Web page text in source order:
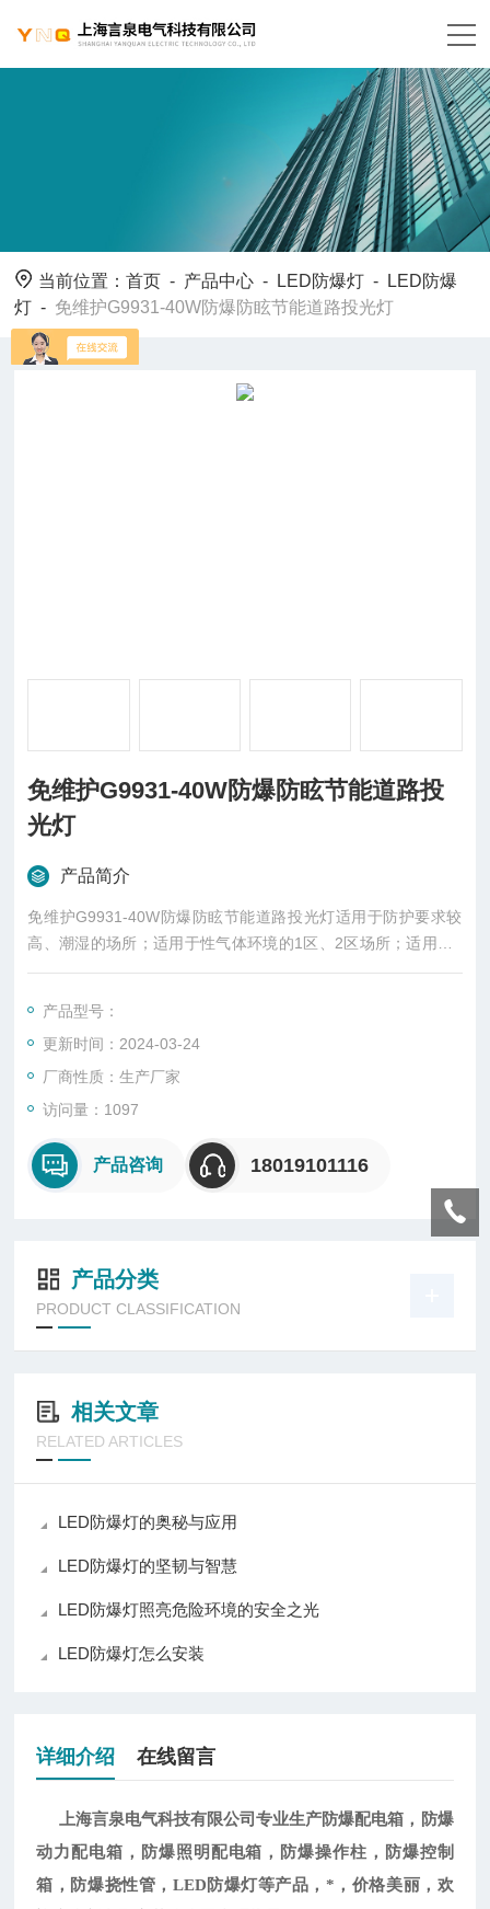
当前位置：首页 - 产品中心 - LED防爆灯 -
LED防爆
灯 - 免维护G9931-40W防爆防眩节能道路投光灯
免维护G9931-40W防爆防眩节能道路投
光灯
产品简介
免维护G9931-40W防爆防眩节能道路投光灯适用于防护要求较
高、潮湿的场所；适用于性气体环境的1区、2区场所；适用于II
A、IIB、IIC类性气体环境；适用于T1-T6温度。照射角度可根据
（灯具上标志阴以上）或用湿布揩。喷水清洗时，应切断电源，
严禁用干布擦洗灯具塑料外壳（透明件），防止产生静电。
产品型号：
更新时间：2024-03-24
厂商性质：生产厂家
访问量：1097
产品咨询 18019101116
产品分类
PRODUCT CLASSIFICATION
相关文章
RELATED ARTICLES
LED防爆灯的奥秘与应用
LED防爆灯的坚韧与智慧
LED防爆灯照亮危险环境的安全之光
LED防爆灯怎么安装
详细介绍 在线留言
上海言泉电气科技有限公司专业生产防爆配电箱，防爆
动力配电箱，防爆照明配电箱，防爆操作柱，防爆控制
箱，防爆挠性管， LED防爆灯等产品，*，价格美丽，欢